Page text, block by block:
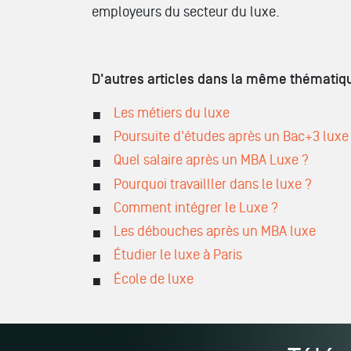
employeurs du secteur du luxe.
D'autres articles dans la même
Les métiers du luxe
Poursuite d'études après un Bac+3 luxe
Quel salaire après un MBA Luxe ?
Pourquoi travailller dans le luxe ?
Comment intégrer le Luxe ?
Les débouches après un MBA luxe
Étudier le luxe à Paris
École de luxe